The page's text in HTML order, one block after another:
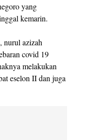
yang
kemarin.
nurul azizah
covid 19
melakukan
eselon II dan juga